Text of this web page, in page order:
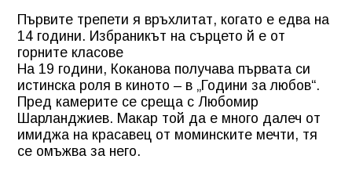
Първите трепети я връхлитат, когато е едва на
14 години. Избраникът на сърцето й е от
горните класове
На 19 години, Коканова получава първата си
истинска роля в киното – в „Години за любов“.
Пред камерите се среща с Любомир
Шарланджиев. Макар той да е много далеч от
имиджа на красавец от моминските мечти, тя
се омъжва за него.